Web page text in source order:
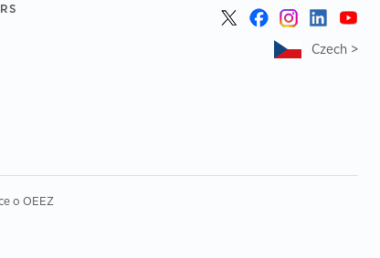
Czech >
o OEEZ